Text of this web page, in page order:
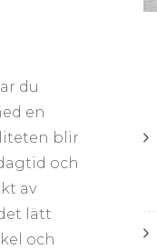
du
en
blir
och
av
lätt
och